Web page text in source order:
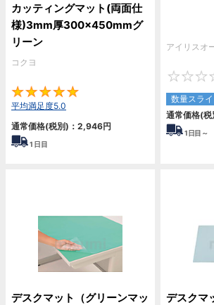
カッティングマット(両面仕
様)3mm厚300×450mmグ
リーン
コクヨ
平均満足度5.0
通常価格(税別)： 2,946円
1 日目
アイリスオ
数量スラ
通常価格(税
1日目～
デスクマット（グリーンマッ
デスクマ